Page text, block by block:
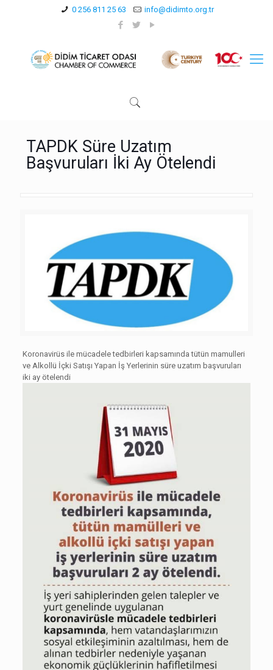
0 256 811 25 63 info@didimto.org.tr
TAPDK Süre Uzatım
Başvuruları İki Ay Ötelendi
Koronavirüs ile mücadele tedbirleri kapsamında tütün mamulleri
ve Alkollü İçki Satışı Yapan İş Yerlerinin süre uzatım başvuruları
iki ay ötelendi